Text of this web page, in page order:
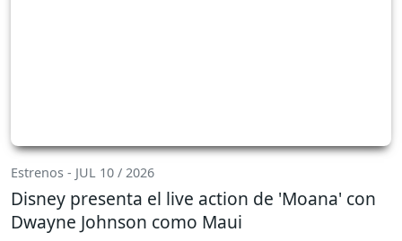
Estrenos - JUL 10 / 2026
Disney presenta el live action de 'Moana' con
Dwayne Johnson como Maui